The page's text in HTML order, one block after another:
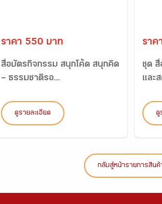
ราคา 550 บาท
สื่อบัตรกิจกรรม สนุกโค้ด สนุกคิด
– ธรรมชาติรอ...
ดูรายละเอียด
ราค
ชุด
และ
ดู
กลับสู่หน้ารายการสินค้